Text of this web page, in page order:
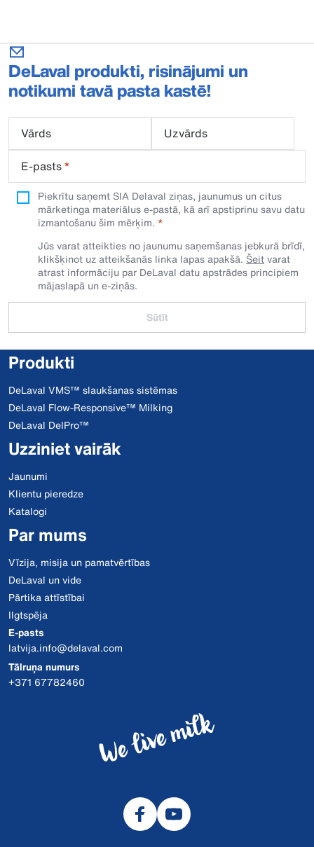
DeLaval produkti, risinājumi un
notikumi tavā pasta kastē!
Vārds
Uzvārds
E-pasts*
Piekrītu saņemt SIA Delaval ziņas, jaunumus un citus
mārketinga materiālus e-pastā, kā arī apstiprinu savu datu
izmantošanu šim mērķim.
Jūs varat atteikties no jaunumu saņemšanas jebkurā brīdī,
klikšķinot uz atteikšanās linka lapas apakšā. Šeitvarat
atrast informāciju par DeLaval datu apstrādes principiem
mājaslapā un e-ziņās.
Sūtīt
Produkti
DeLaval VMS™ slaukšanas sistēmas
DeLaval Flow-Responsive™ Milking
DeLaval DelPro™
Uzziniet vairāk
Jaunumi
Klientu pieredze
Katalogi
Par mums
Vīzija, misija un pamatvērtības
DeLaval un vide
Pārtika attīstībai
Ilgtspēja
E-pasts
latvija.info@delaval.com
Tālruņa numurs
+371 67782460